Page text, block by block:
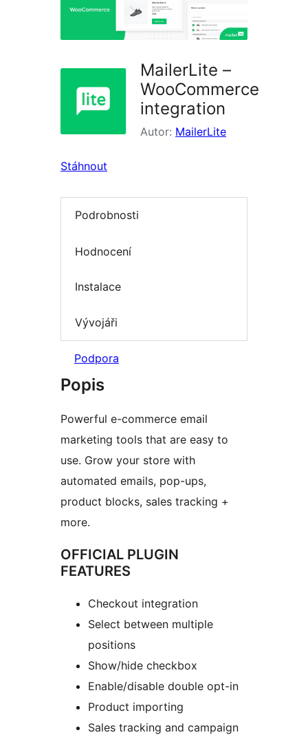
MailerLite –
WooCommerce
integration
Autor: MailerLite
Stáhnout
Podrobnosti
Hodnocení
Instalace
Vývojáři
Podpora
Popis
Powerful e-commerce email
marketing tools that are easy to
use. Grow your store with
automated emails, pop-ups,
product blocks, sales tracking +
more.
OFFICIAL PLUGIN
FEATURES
Checkout integration
Select between multiple
positions
Show/hide checkbox
Enable/disable double opt-in
Product importing
Sales tracking and campaign